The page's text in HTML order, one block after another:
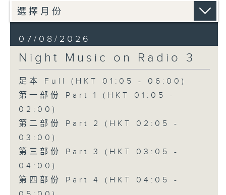
07/08/2026
Night Music on Radio 3
足本 Full (HKT 01:05 - 06:00)
第一部份 Part 1 (HKT 01:05 -
02:00)
第二部份 Part 2 (HKT 02:05 -
03:00)
第三部份 Part 3 (HKT 03:05 -
04:00)
第四部份 Part 4 (HKT 04:05 -